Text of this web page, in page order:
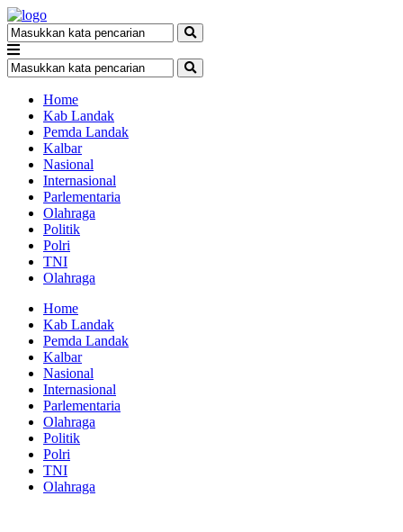
Home
Kab Landak
Pemda Landak
Kalbar
Nasional
Internasional
Parlementaria
Olahraga
Politik
Polri
TNI
Olahraga
Home
Kab Landak
Pemda Landak
Kalbar
Nasional
Internasional
Parlementaria
Olahraga
Politik
Polri
TNI
Olahraga